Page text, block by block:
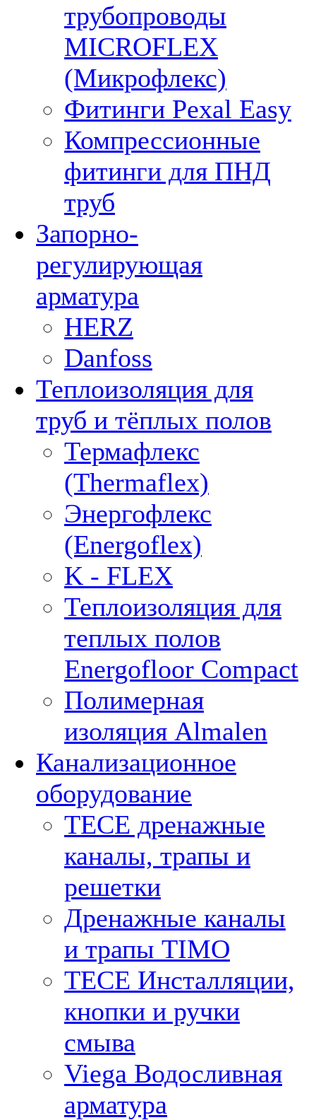
трубопроводы
MICROFLEX
(Микрофлекс)
Фитинги Pexal Easy
Компрессионные
фитинги для ПНД
труб
Запорно-
регулирующая
арматура
HERZ
Danfoss
Теплоизоляция для
труб и тёплых полов
Термафлекс
(Thermaflex)
Энергофлекс
(Energoflex)
K - FLEX
Теплоизоляция для
теплых полов
Energofloor Compact
Полимерная
изоляция Almalen
Канализационное
оборудование
TECE дренажные
каналы, трапы и
решетки
Дренажные каналы
и трапы TIMO
TECE Инсталляции,
кнопки и ручки
смыва
Viega Водосливная
арматура